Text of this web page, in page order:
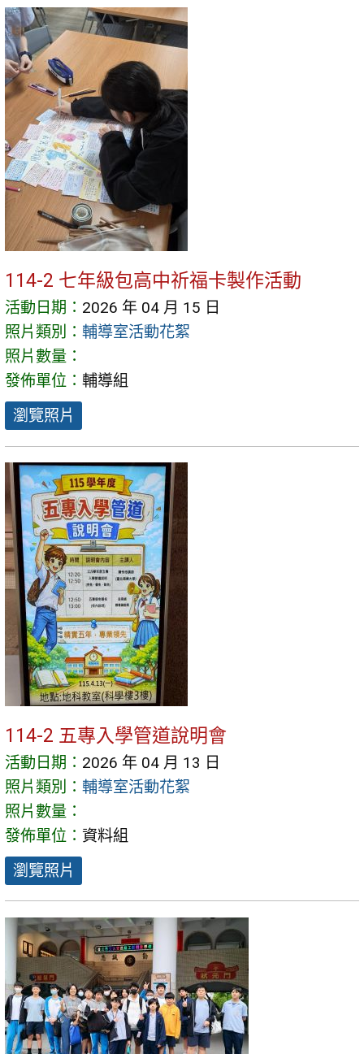
114-2 七年級包高中祈福卡製作活動
活動日期： 2026 年 04 月 15 日
照片類別： 輔導室活動花絮
照片數量：
發佈單位： 輔導組
瀏覽照片
114-2 五專入學管道說明會
活動日期： 2026 年 04 月 13 日
照片類別： 輔導室活動花絮
照片數量：
發佈單位： 資料組
瀏覽照片